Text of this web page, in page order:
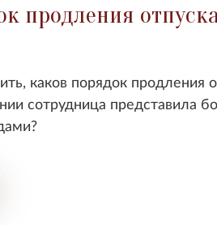
продления
каков порядок продления
сотрудница представила